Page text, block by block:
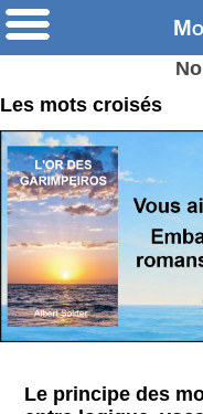
Les mots croisés
Le principe des